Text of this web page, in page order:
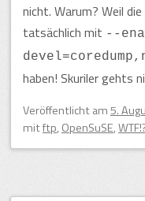
nicht. Warum? Weil
tatsächlich mit --
haben! Skuriler gehts
Veröffentlicht am5.
mitftp,OpenSuSE,